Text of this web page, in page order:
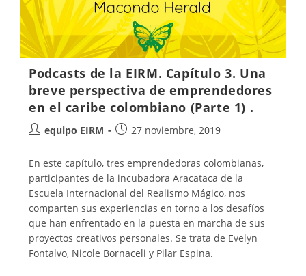
Podcasts de la EIRM. Capítulo 3. Una
breve perspectiva de emprendedores
en el caribe colombiano (Parte 1) .
equipo EIRM 27 noviembre, 2019
En este capítulo, tres emprendedoras colombianas,
participantes de la incubadora Aracataca de la
Escuela Internacional del Realismo Mágico, nos
comparten sus experiencias en torno a los desafíos
que han enfrentado en la puesta en marcha de sus
proyectos creativos personales. Se trata de Evelyn
Fontalvo, Nicole Bornaceli y Pilar Espina.